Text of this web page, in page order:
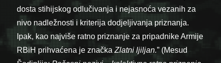
dosta stihijskog odlučivanja i nejasnoća vezanih za
nivo nadležnosti i kriterija dodjeljivanja priznanja.
Ipak, kao najviše ratno priznanje za pripadnike Armije
RBiH prihvaćena je značkaZlatni ljiljan.” (Mesud